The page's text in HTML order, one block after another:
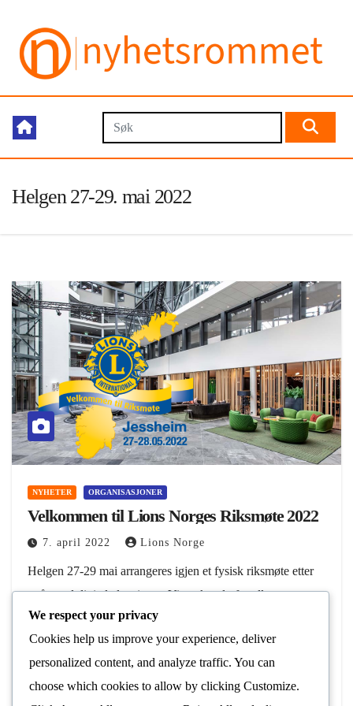
Helgen 27-29. mai 2022
NYHETER ORGANISASJONER
Velkommen til Lions Norges Riksmøte 2022
7. april 2022 Lions Norge
Helgen 27-29 mai arrangeres igjen et fysisk riksmøte etter
to år med digitale løsninger. Vi ønsker derfor alle
velkommen til «vårt» hotell, nemlig Quality Airport Hotell
Gardermoen. Sammen skal vi skape en…
Les Mer
We respect your privacy
Cookies help us improve your experience, deliver
personalized content, and analyze traffic. You can
choose which cookies to allow by clicking Customize.